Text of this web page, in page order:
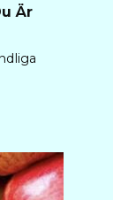
Är